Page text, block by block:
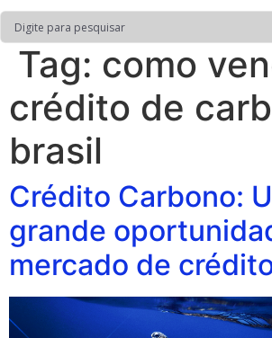
Tag: como
crédito de
brasil
Crédito Carbono:
grande
mercado de